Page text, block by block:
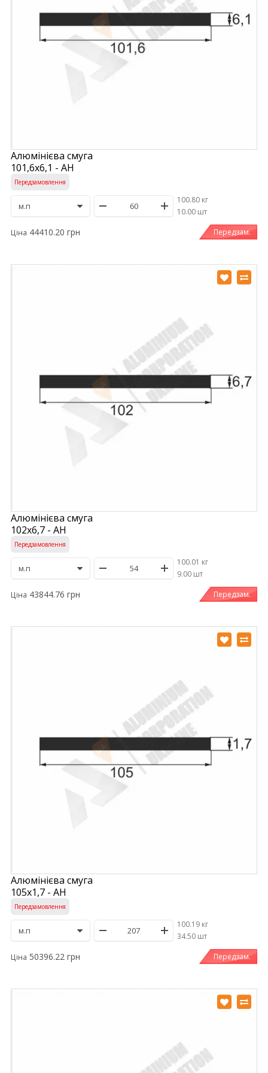
Алюмінієва смуга
101,6х6,1 - АН
Передзамовлення
100.80 кг
/10.00 шт
Ціна 44410.20 грн Передзам.
Алюмінієва смуга
102х6,7 - АН
Передзамовлення
100.01 кг
/9.00 шт
Ціна 43844.76 грн Передзам.
Алюмінієва смуга
105х1,7 - АН
Передзамовлення
100.19 кг
/34.50 шт
Ціна 50396.22 грн Передзам.